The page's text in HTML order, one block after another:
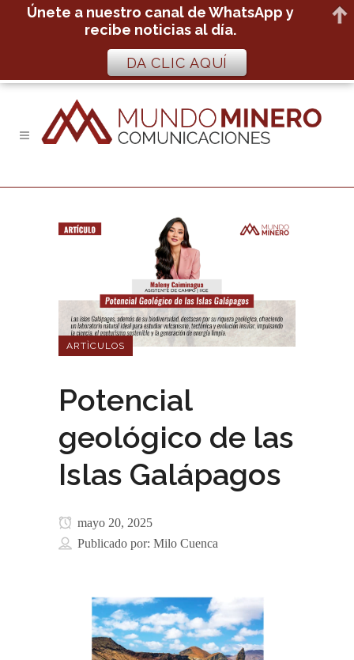
ARTÌCULOS
Potencial
geológico de las
Islas Galápagos
mayo 20, 2025
Publicado por: Milo Cuenca
Únete a nuestro canal de WhatsApp y
recibe noticias al día.
DA CLIC AQUÍ